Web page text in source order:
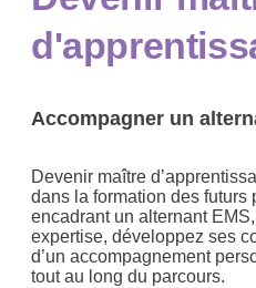
Accompagner un
Devenir maître
dans la formation des futurs
encadrant un alternant
expertise, développez ses
d’un accompagnement
tout au long du parcours.